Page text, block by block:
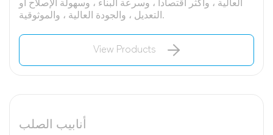
العالية ، وأكثر اقتصادا ، وسرعة البناء ، وسهولة الإصلاح أو
التعديل ، والجودة العالية ، والموثوقية.
View Products
أنابيب الصلب